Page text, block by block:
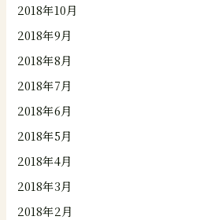
2018年10月
2018年9月
2018年8月
2018年7月
2018年6月
2018年5月
2018年4月
2018年3月
2018年2月